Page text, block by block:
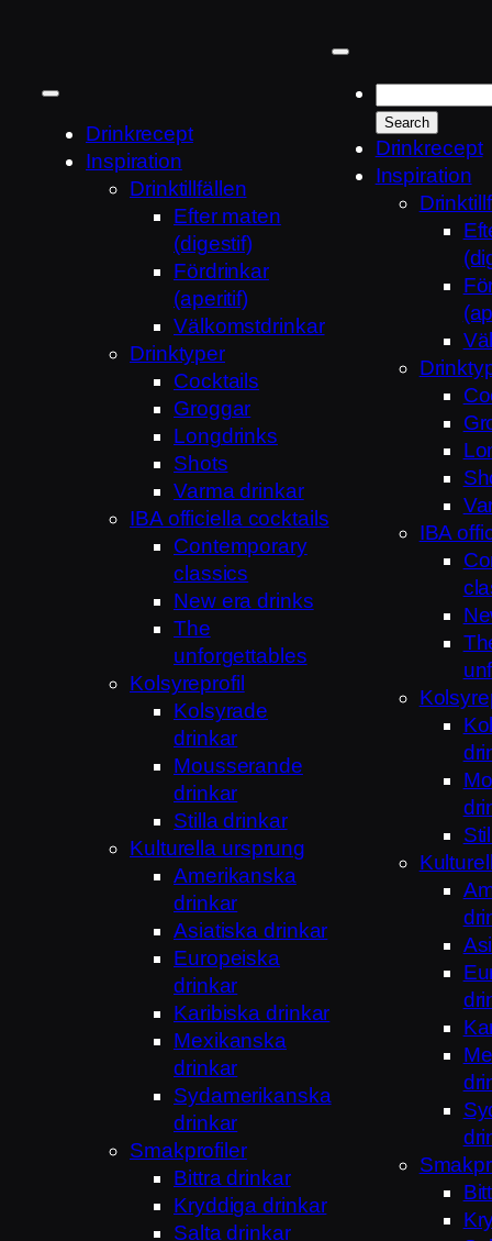
Drinkrecept
Inspiration
Drinktillfällen
Efter maten
(digestif)
Fördrinkar
(aperitif)
Välkomstdrinkar
Drinktyper
Cocktails
Groggar
Longdrinks
Shots
Varma drinkar
IBA officiella cocktails
Contemporary
classics
New era drinks
The
unforgettables
Kolsyreprofil
Kolsyrade
drinkar
Mousserande
drinkar
Stilla drinkar
Kulturella ursprung
Amerikanska
drinkar
Asiatiska drinkar
Europeiska
drinkar
Karibiska drinkar
Mexikanska
drinkar
Sydamerikanska
drinkar
Smakprofiler
Bittra drinkar
Kryddiga drinkar
Salta drinkar
Drinkrecept
Inspiration
IBA